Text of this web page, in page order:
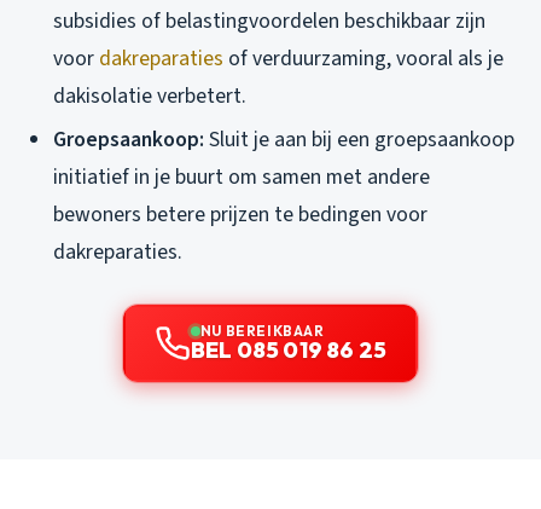
subsidies of belastingvoordelen beschikbaar zijn
voor dakreparaties of verduurzaming, vooral als je
dakisolatie verbetert.
Groepsaankoop: Sluit je aan bij een groepsaankoop
initiatief in je buurt om samen met andere
bewoners betere prijzen te bedingen voor
dakreparaties.
NU BEREIKBAAR
BEL 085 019 86 25